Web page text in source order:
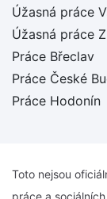
Úžasná práce
Úžasná práce
Práce Břeclav
Práce České
Práce Hodonín
Toto nejsou
práce a sociálních